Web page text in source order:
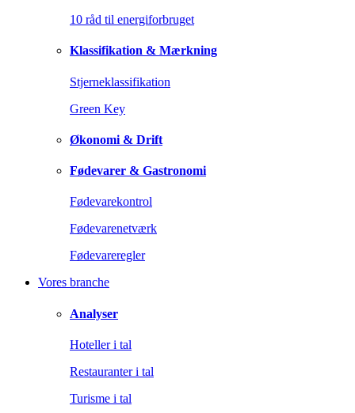
10 råd til energiforbruget
Klassifikation & Mærkning
Stjerneklassifikation
Green Key
Økonomi & Drift
Fødevarer & Gastronomi
Fødevarekontrol
Fødevarenetværk
Fødevareregler
Vores branche
Analyser
Hoteller i tal
Restauranter i tal
Turisme i tal